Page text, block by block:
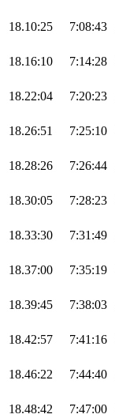
18.10:25 7:08:43
18.16:10 7:14:28
18.22:04 7:20:23
18.26:51 7:25:10
18.28:26 7:26:44
18.30:05 7:28:23
18.33:30 7:31:49
18.37:00 7:35:19
18.39:45 7:38:03
18.42:57 7:41:16
18.46:22 7:44:40
18.48:42 7:47:00